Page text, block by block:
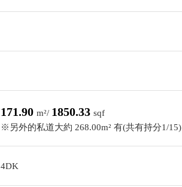
171.90 m²/ 1850.33 sqf
※另外的私道大約 268.00m² 有(共有持分1/15)
4DK